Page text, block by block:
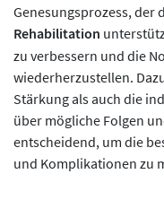
Genesungsprozess, der
Rehabilitation
zu verbessern und die
wiederherzustellen.
Stärkung als auch die
über mögliche Folgen
entscheidend, um die
und Komplikationen zu